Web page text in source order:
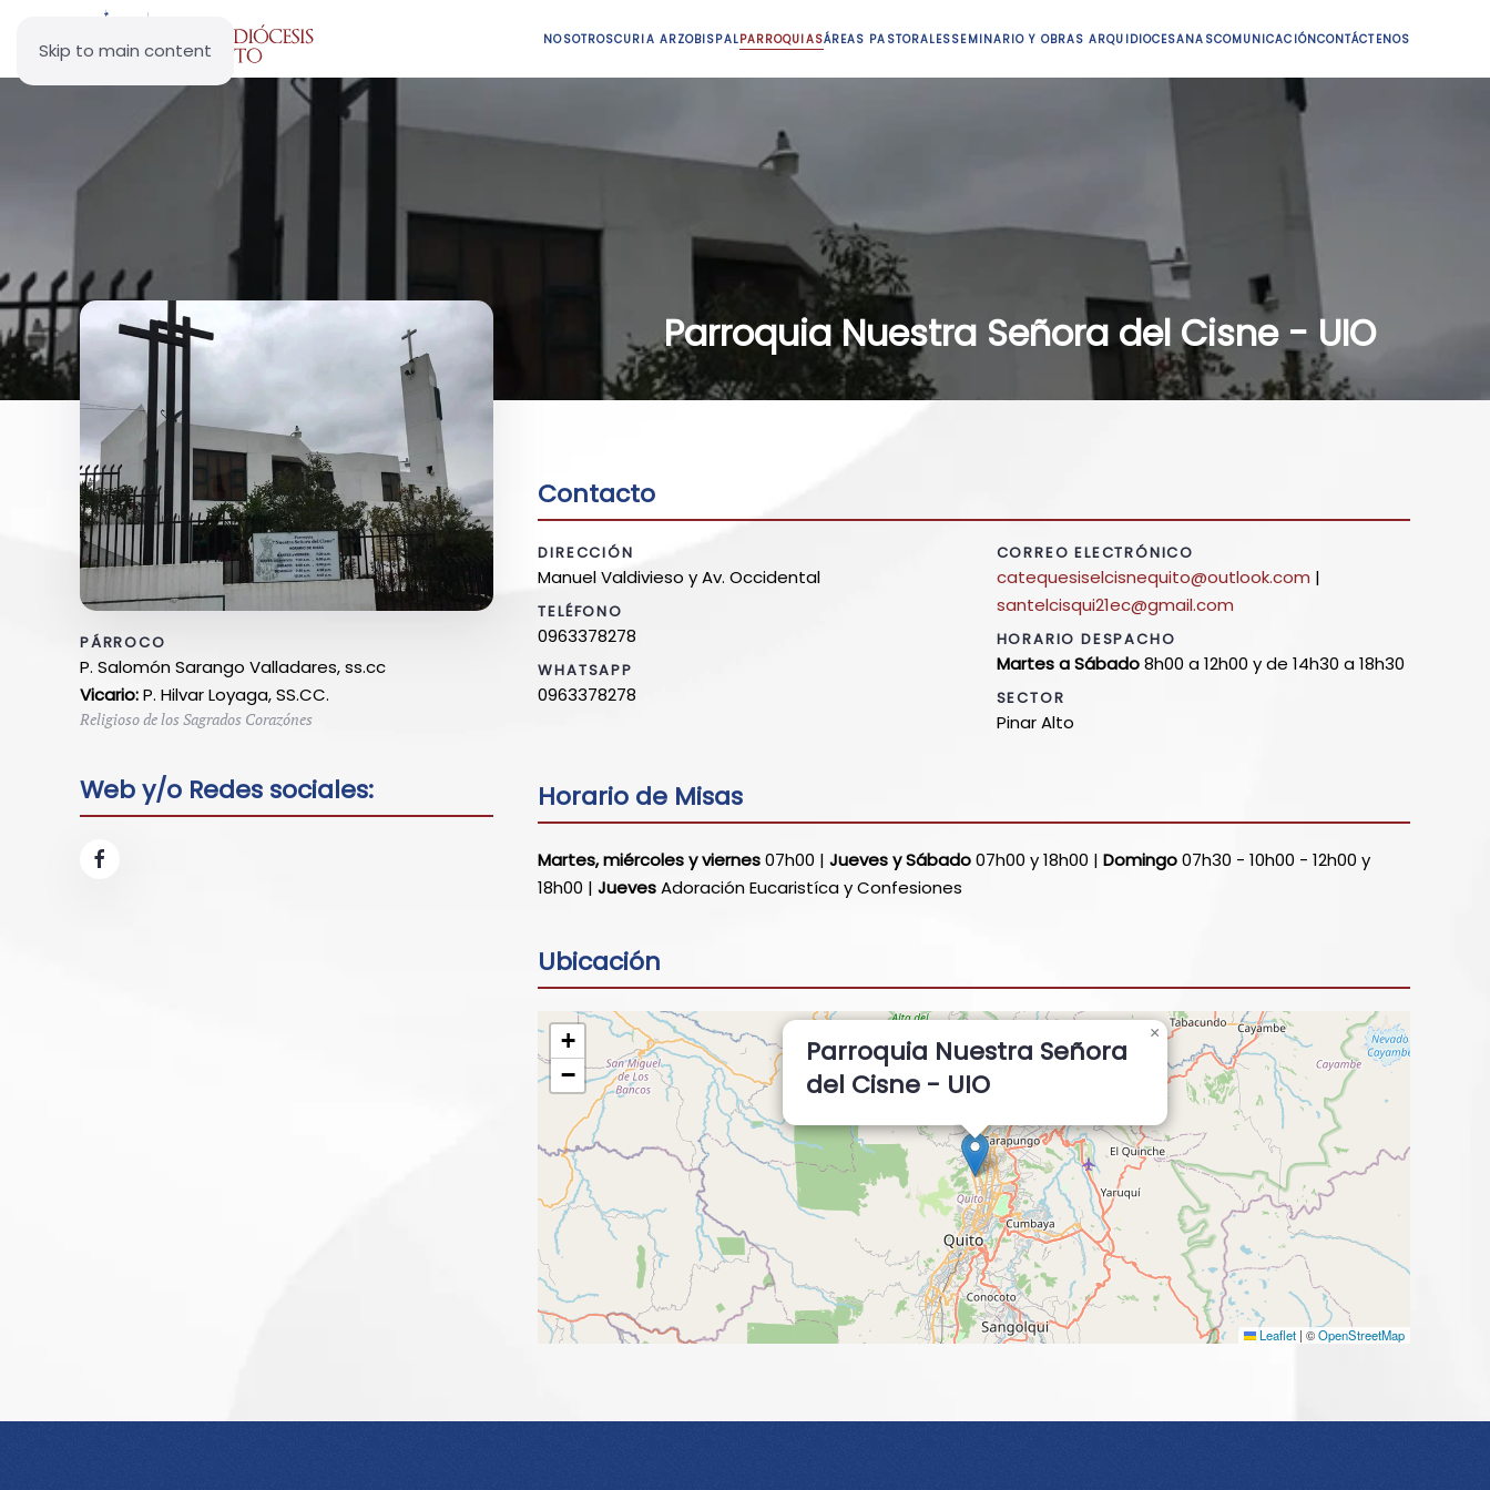
Skip to main content NOSOTROSCURIA ARZOBISPALPARROQUIASÁREAS PASTORALESSEMINARIO Y OBRAS ARQUIDIOCESANASCOMUNICACIÓNCONTÁCTENOS
Parroquia Nuestra Señora del Cisne - UIO
PÁRROCO
P. Salomón Sarango Valladares, ss.cc
Vicario:P. Hilvar Loyaga, SS.CC.
Religioso de los Sagrados Corazónes
Web y/o Redes sociales:
Contacto
DIRECCIÓN
Manuel Valdivieso y Av. Occidental
TELÉFONO
0963378278
WHATSAPP
0963378278
CORREO ELECTRÓNICO
catequesiselcisnequito@outlook.com |
santelcisqui21ec@gmail.com
HORARIO DESPACHO
Martes a Sábado8h00 a 12h00 y de 14h30 a 18h30
SECTOR
Pinar Alto
Horario de Misas
Martes, miércoles y viernes07h00 |Jueves y Sábado07h00 y 18h00 |Domingo07h30 - 10h00 - 12h00 y
18h00 |JuevesAdoración Eucaristíca y Confesiones
Ubicación
Parroquia Nuestra Señora
del Cisne - UIO
×
+
−
Leaflet | ©OpenStreetMap